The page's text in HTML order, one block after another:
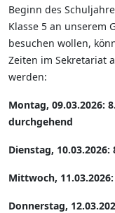
Beginn des
Klasse 5 an unserem
besuchen wollen,
Zeiten im Sekretariat
werden:
Montag, 09.03.2026:
durchgehend
Dienstag,
Mittwoch,
Donnerstag,